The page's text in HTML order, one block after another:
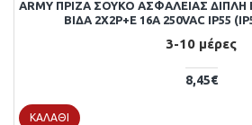
ARMY ΠΡΙΖΑ ΣΟΥΚΟ ΑΣΦΑΛΕΙΑΣ
ΒΙΔΑ 2X2P+E 16A 250VAC IP55
3-10 μέρες
8,45€
ΚΑΛΆΘΙ